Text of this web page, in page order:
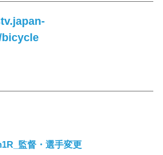
監督・選手変更